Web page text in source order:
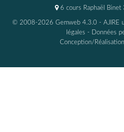
6 cours Raphaël Binet
© 2008-2026 Gemweb 4.3.0 - AJIRE
légales - Données
Conception/Réalisation